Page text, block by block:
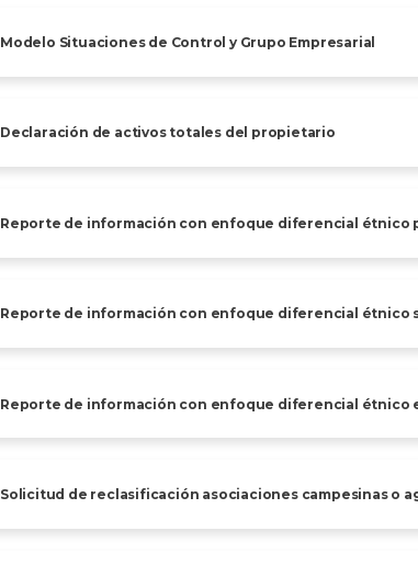
Modelo Situaciones de Control y Grupo Empresarial
Declaración de activos totales del propietario
Reporte de información con enfoque diferencial étnico
Reporte de información con enfoque diferencial étnico
Reporte de información con enfoque diferencial étnico
Solicitud de reclasificación asociaciones campesinas o